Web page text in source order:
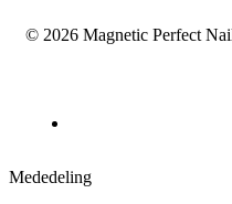
© 2026 Magnetic Perfect
Mededeling